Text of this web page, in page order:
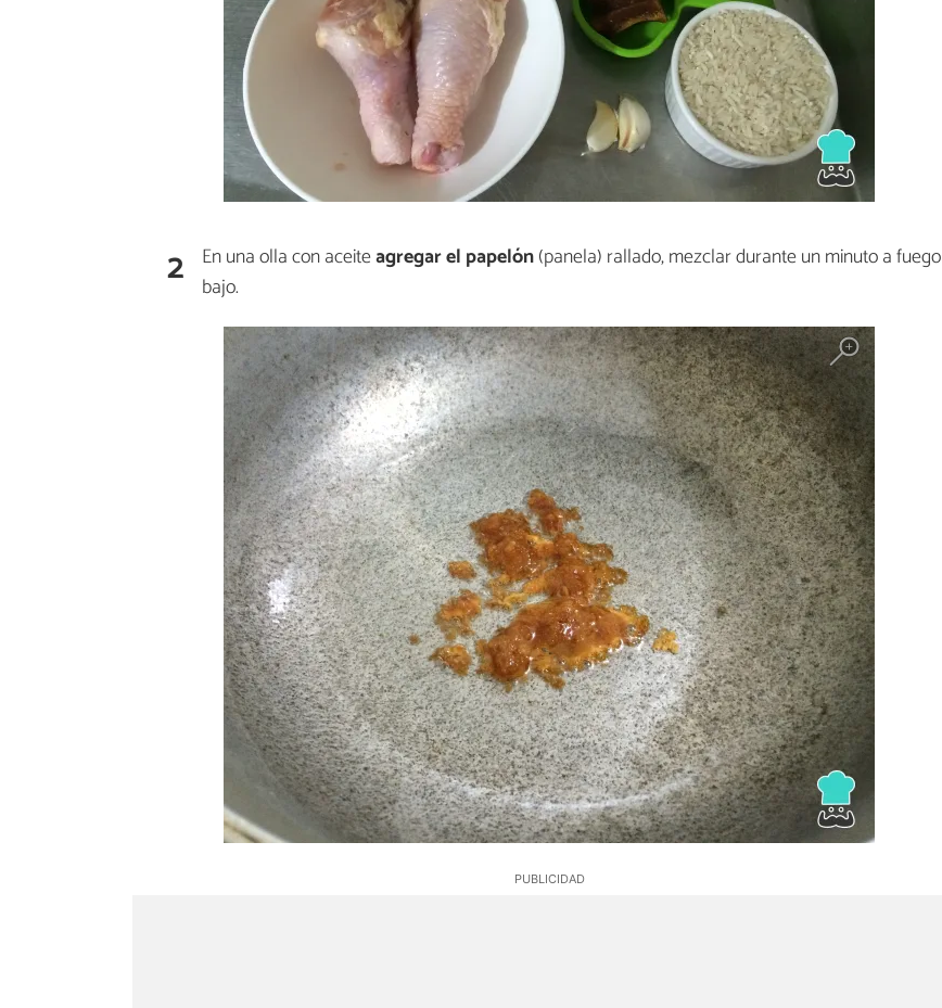
2 En una olla con aceiteagregar el papelón(panela) rallado, mezclar durante un minuto a fuego
bajo.